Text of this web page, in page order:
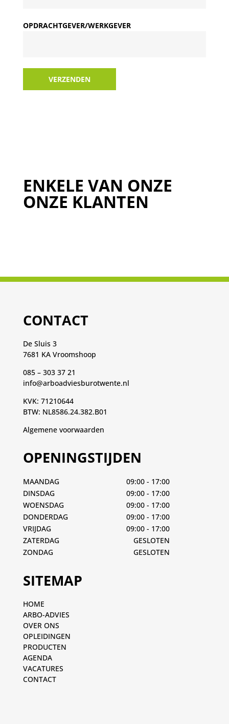
OPDRACHTGEVER/WERKGEVER
VERZENDEN
ENKELE VAN ONZE
ONZE KLANTEN
CONTACT
De Sluis 3
7681 KA Vroomshoop
085 – 303 37 21
info@arboadviesburotwente.nl
KVK: 71210644
BTW: NL8586.24.382.B01
Algemene voorwaarden
OPENINGSTIJDEN
MAANDAG
09:00 - 17:00
DINSDAG
09:00 - 17:00
WOENSDAG
09:00 - 17:00
DONDERDAG
09:00 - 17:00
VRIJDAG
09:00 - 17:00
ZATERDAG
GESLOTEN
ZONDAG
GESLOTEN
SITEMAP
HOME
ARBO-ADVIES
OVER ONS
OPLEIDINGEN
PRODUCTEN
AGENDA
VACATURES
CONTACT